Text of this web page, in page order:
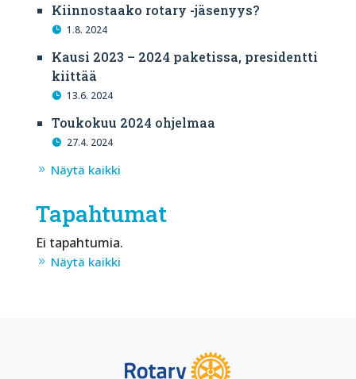
Kiinnostaako rotary -jäsenyys?
1.8. 2024
Kausi 2023 – 2024 paketissa, presidentti
kiittää
13.6. 2024
Toukokuu 2024 ohjelmaa
27.4. 2024
Näytä kaikki
Tapahtumat
Ei tapahtumia.
Näytä kaikki